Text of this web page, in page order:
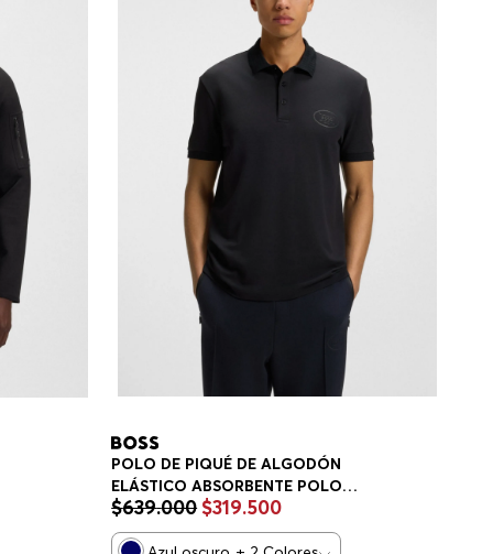
POLO DE PIQUÉ DE ALGODÓN
ELÁSTICO ABSORBENTE POLO
REGULAR FIT HOMBRE
$639.000 $319.500